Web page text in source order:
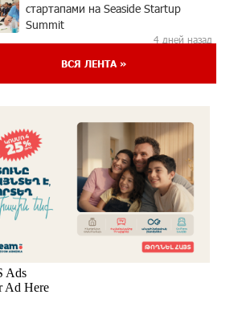
стартапами на Seaside Startup
Summit
4 дней назад
В мобильном приложении
imID
5 дней назад
«Бесплатные бонусы в играх»:
IDBank предупреждает о
кибератаках на школьников
7 дней назад
ЕАЭС со временем будет
ВСЯ ЛЕНТА »